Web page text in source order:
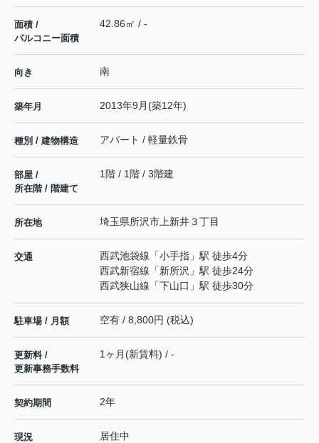
面積 /
バルコニー面積
42.86㎡ / -
向き 南
築年月 2013年9月(築12年)
種別 / 建物構造 アパート / 軽量鉄骨
部屋 /
所在階 / 階建て
1階 / 1階 / 3階建
所在地 埼玉県所沢市 上新井３丁目
交通 西武池袋線 「小手指 」駅 徒歩4分
西武新宿線 「新所沢 」駅 徒歩24分
西武狭山線 「下山口 」駅 徒歩30分
駐車場 / 月額 空有 / 8,800円 (税込)
更新料 /
更新事務手数料
1ヶ月(新賃料) / -
契約期間 2年
現況 居住中